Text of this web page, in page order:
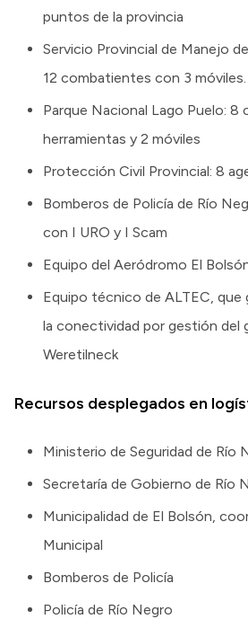
puntos de la provincia
Servicio Provincial de Manejo
12 combatientes con 3 móviles.
Parque Nacional Lago Puelo:
herramientas y 2 móviles
Protección Civil Provincial: 8
Bomberos de Policía de Río
con I URO y I Scam
Equipo del Aeródromo El
Equipo técnico de ALTEC, que
la conectividad por gestión del
Weretilneck
Recursos desplegados en
Ministerio de Seguridad de Río
Secretaría de Gobierno de Río
Municipalidad de El Bolsón,
Municipal
Bomberos de Policía
Policía de Río Negro